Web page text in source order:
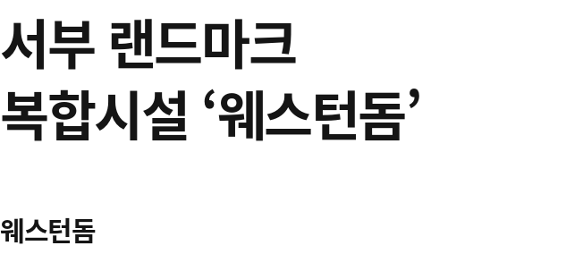
서부 랜드마크
복합시설 ‘웨스턴돔’
웨스턴돔